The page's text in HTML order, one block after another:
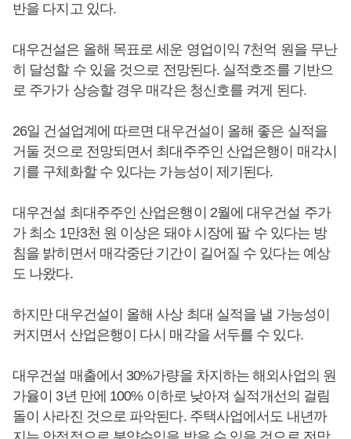
반을 다지고 있다.
대우건설은 올해 목표로 세운 영업이익 7천억 원을 무난
히 달성할 수 있을 것으로 전망된다. 실적호조를 기반으
로 주가가 상승할 경우 매각은 청신호를 켜게 된다.
26일 건설업계에 따르면 대우건설이 올해 좋은 실적을
거둘 것으로 전망되면서 최대주주인 산업은행이 매각시
기를 구체화할 수 있다는 가능성이 제기된다.
대우건설 최대주주인 산업은행이 2월에 대우건설 주가
가 최소 1만3천 원 이상은 돼야 시장에 팔 수 있다는 방
침을 밝히면서 매각중단 기간이 길어질 수 있다는 예상
도 나왔다.
하지만 대우건설이 올해 사상 최대 실적을 낼 가능성이
커지면서 산업은행이 다시 매각을 서두를 수 있다.
대우건설 매출에서 30%가량을 차지하는 해외사업의 원
가율이 3년 만에 100% 이하로 낮아져 실적개선의 걸림
돌이 사라진 것으로 파악된다. 주택사업에서도 내년까